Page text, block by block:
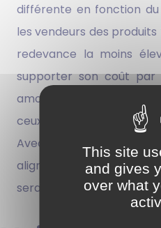
différente en fonction
les vendeurs des
redevance la moins
supporter son coût par
amont possible de la
ceux qui fabriquent les
Avec un prix identique,
aligné sur le prix minimal
serait plus faible car
This site
and gives
over what